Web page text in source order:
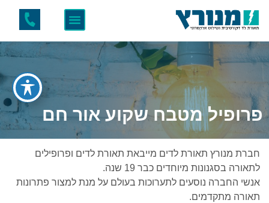
פרופיל מטבח שקוע אור חם
חברת מנורץ תאורת לדים מייבאת תאורת לדים ופרופילים
לתאורה בסגנונות מיוחדים כבר 19 שנה.
אנשי החברה נוסעים לתערוכות בעולם על מנת למצור פתרונות
תאורה מתקדמים.